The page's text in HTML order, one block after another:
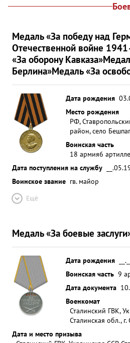
Медаль «За победу над
Отечественной войне
«За оборону Кавказа»
Берлина»Медаль «За
Дата рождения
Место рождения
РФ,
район, село
Воинская часть
18 армия6
Дата поступления на службу
Воинское звание гв. майор
Ещё
Медаль «За боевые
Дата рождения
Воинская часть 9
Дата документа
Военкомат
Сталинский ГВК,
Сталинская обл., г.
Дата и место призыва